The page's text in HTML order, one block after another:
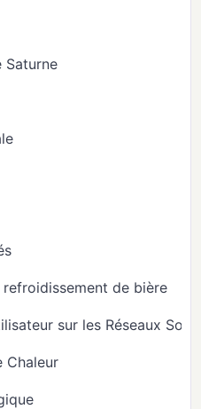
Saturne
de bière
sur les Réseaux
Chaleur